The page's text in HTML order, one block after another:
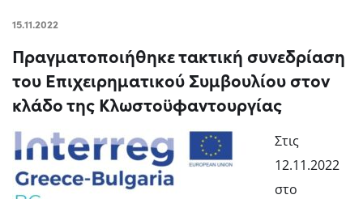
15.11.2022
Πραγματοποιήθηκε τακτική συνεδρίαση
του Επιχειρηματικού Συμβουλίου στον
κλάδο της Κλωστοϋφαντουργίας
Στις
12.11.2022
στο